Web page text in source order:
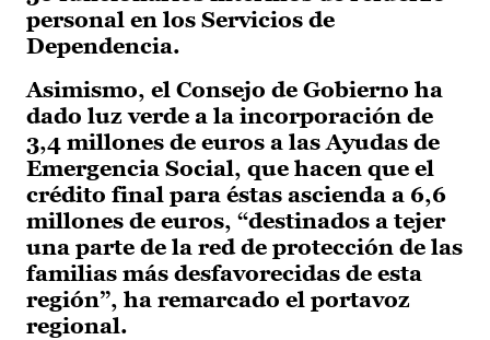
personal en los Servicios de
Dependencia.
Asimismo, el Consejo de Gobierno ha
dado luz verde a la incorporación de
3,4 millones de euros a las Ayudas de
Emergencia Social, que hacen que el
crédito final para éstas ascienda a 6,6
millones de euros, “destinados a tejer
una parte de la red de protección de las
familias más desfavorecidas de esta
región”, ha remarcado el portavoz
regional.